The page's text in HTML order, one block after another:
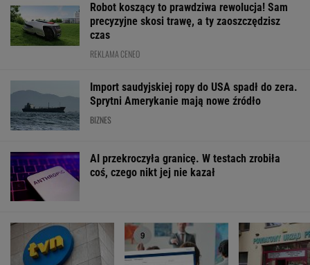
Robot koszący to prawdziwa rewolucja! Sam
precyzyjne skosi trawę, a ty zaoszczędzisz
czas
REKLAMA CENEO
Import saudyjskiej ropy do USA spadł do zera.
Sprytni Amerykanie mają nowe źródło
BIZNES
AI przekroczyła granicę. W testach zrobiła
coś, czego nikt jej nie kazał